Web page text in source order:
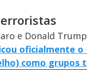
e Donald
oficialmente o
como